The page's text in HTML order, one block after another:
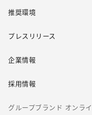
推奨環境
プレスリリース
企業情報
採用情報
グループブランド オンラ